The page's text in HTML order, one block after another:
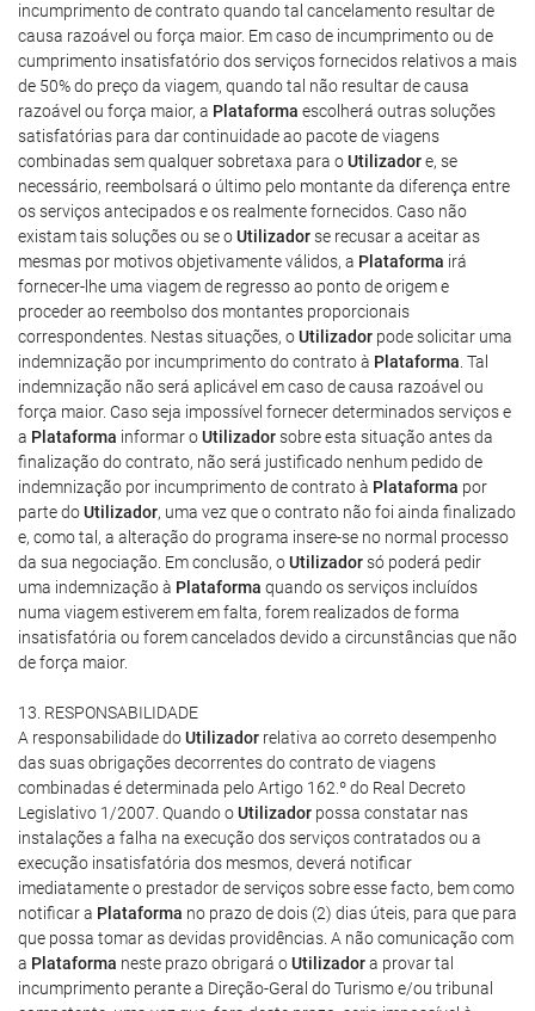
incumprimento de contrato quando tal cancelamento resultar de
causa razoável ou força maior. Em caso de incumprimento ou de
cumprimento insatisfatório dos serviços fornecidos relativos a mais
de 50% do preço da viagem, quando tal não resultar de causa
razoável ou força maior, a Plataforma escolherá outras soluções
satisfatórias para dar continuidade ao pacote de viagens
combinadas sem qualquer sobretaxa para oUtilizadore, se
necessário, reembolsará o último pelo montante da diferença entre
os serviços antecipados e os realmente fornecidos. Caso não
existam tais soluções ou se oUtilizadorse recusar a aceitar as
mesmas por motivos objetivamente válidos, a Plataforma irá
fornecer-lhe uma viagem de regresso ao ponto de origem e
proceder ao reembolso dos montantes proporcionais
correspondentes. Nestas situações, oUtilizador pode solicitar uma
indemnização por incumprimento do contrato à Plataforma . Tal
indemnização não será aplicável em caso de causa razoável ou
força maior. Caso seja impossível fornecer determinados serviços e
a Plataforma informar oUtilizadorsobre esta situação antes da
finalização do contrato, não será justificado nenhum pedido de
indemnização por incumprimento de contrato à Plataforma por
parte doUtilizador, uma vez que o contrato não foi ainda finalizado
e, como tal, a alteração do programa insere-se no normal processo
da sua negociação. Em conclusão, oUtilizadorsó poderá pedir
uma indemnização à Plataforma quando os serviços incluídos
numa viagem estiverem em falta, forem realizados de forma
insatisfatória ou forem cancelados devido a circunstâncias que não
de força maior.
13. RESPONSABILIDADE
A responsabilidade doUtilizador relativa ao correto desempenho
das suas obrigações decorrentes do contrato de viagens
combinadas é determinada pelo Artigo 162.º do Real Decreto
Legislativo 1/2007. Quando oUtilizador possa constatar nas
instalações a falha na execução dos serviços contratados ou a
execução insatisfatória dos mesmos, deverá notificar
imediatamente o prestador de serviços sobre esse facto, bem como
notificar a Plataforma no prazo de dois (2) dias úteis, para que para
que possa tomar as devidas providências. A não comunicação com
a Plataforma neste prazo obrigará oUtilizadora provar tal
incumprimento perante a Direção-Geral do Turismo e/ou tribunal